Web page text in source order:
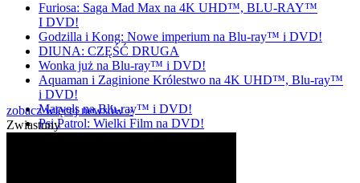
Furiosa: Saga Mad Max na 4K UHD™, BLU-RAY™
I DVD!
Godzilla i Kong: Nowe imperium na Blu-ray™ i DVD!
DIUNA: CZĘŚĆ DRUGA
Wonka już na Blu-ray™ i DVD!
Aquaman i Zaginione Królestwo na 4K UHD™, Blu-ray™
i DVD!
Marvels na Blu-ray™ i DVD!
Psi Patrol: Wielki Film na DVD!
zobacz więcej newsów »
Zwiastuny